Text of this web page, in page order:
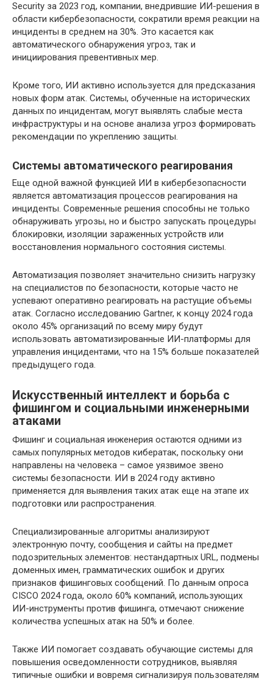
Security за 2023 год, компании, внедрившие ИИ-решения в
области кибербезопасности, сократили время реакции на
инциденты в среднем на 30%. Это касается как
автоматического обнаружения угроз, так и
инициирования превентивных мер.
Кроме того, ИИ активно используется для предсказания
новых форм атак. Системы, обученные на исторических
данных по инцидентам, могут выявлять слабые места
инфраструктуры и на основе анализа угроз формировать
рекомендации по укреплению защиты.
Системы автоматического реагирования
Еще одной важной функцией ИИ в кибербезопасности
является автоматизация процессов реагирования на
инциденты. Современные решения способны не только
обнаруживать угрозы, но и быстро запускать процедуры
блокировки, изоляции зараженных устройств или
восстановления нормального состояния системы.
Автоматизация позволяет значительно снизить нагрузку
на специалистов по безопасности, которые часто не
успевают оперативно реагировать на растущие объемы
атак. Согласно исследованию Gartner, к концу 2024 года
около 45% организаций по всему миру будут
использовать автоматизированные ИИ-платформы для
управления инцидентами, что на 15% больше показателей
предыдущего года.
Искусственный интеллект и борьба с
фишингом и социальными инженерными
атаками
Фишинг и социальная инженерия остаются одними из
самых популярных методов кибератак, поскольку они
направлены на человека – самое уязвимое звено
системы безопасности. ИИ в 2024 году активно
применяется для выявления таких атак еще на этапе их
подготовки или распространения.
Специализированные алгоритмы анализируют
электронную почту, сообщения и сайты на предмет
подозрительных элементов: нестандартных URL, подмены
доменных имен, грамматических ошибок и других
признаков фишинговых сообщений. По данным опроса
CISCO 2024 года, около 60% компаний, использующих
ИИ-инструменты против фишинга, отмечают снижение
количества успешных атак на 50% и более.
Также ИИ помогает создавать обучающие системы для
повышения осведомленности сотрудников, выявляя
типичные ошибки и вовремя сигнализируя пользователям